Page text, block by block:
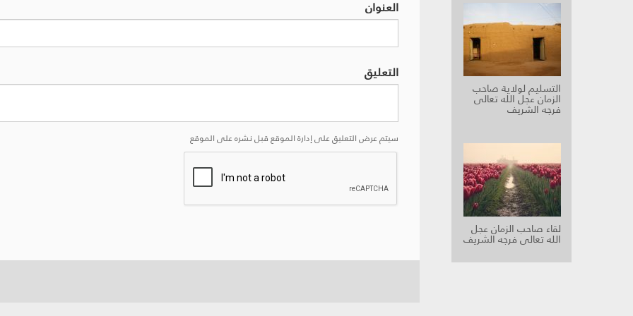
التسليم لولاية صاحب
الزمان عجل الله تعالى
فرجه الشريف
لقاء صاحب الزمان عجل
الله تعالى فرجه الشريف
العنوان
التعليق
سيتم عرض التعليق على إدارة الموقع قبل نشره على الموقع